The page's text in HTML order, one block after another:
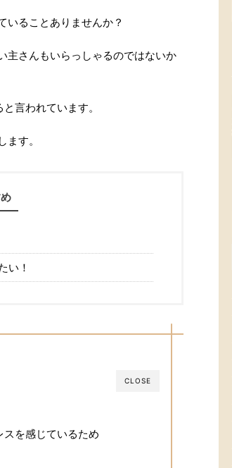
いることありませんか？
主さんもいらっしゃるのではないか
言われています。
す。
い！
CLOSE
を感じているため